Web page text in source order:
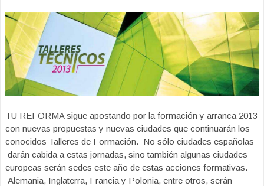
TU REFORMA sigue apostando por la formación y arranca 2013
con nuevas propuestas y nuevas ciudades que continuarán los
conocidos Talleres de Formación. No sólo ciudades españolas
darán cabida a estas jornadas, sino también algunas ciudades
europeas serán sedes este año de estas acciones formativas.
Alemania, Inglaterra, Francia y Polonia, entre otros, serán